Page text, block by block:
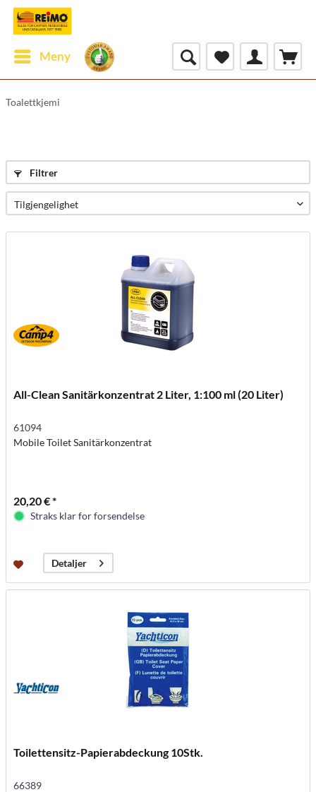
Meny
Toalettkjemi
Filtrer
All-Clean Sanitärkonzentrat 2 Liter, 1:100 ml (20 Liter)
61094
Mobile Toilet Sanitärkonzentrat
20,20 € *
Straks klar for forsendelse
Detaljer
Toilettensitz-Papierabdeckung 10Stk.
66389